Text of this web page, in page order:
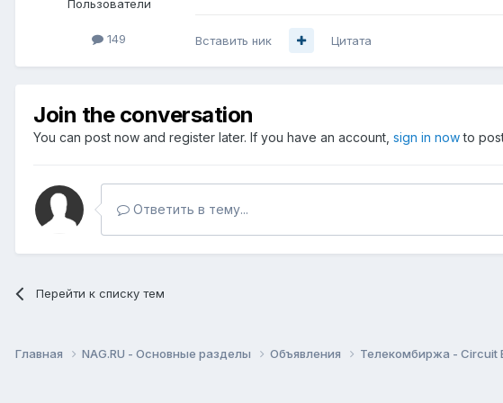
Пользователи
149 Вставить ник Цитата
Join the conversation
You can post now and register later. If you have an account, sign in nowto
Ответить в тему...
Перейти к списку тем
Главная NAG.RU - Основные разделы Объявления Телекомбиржа - Circuit